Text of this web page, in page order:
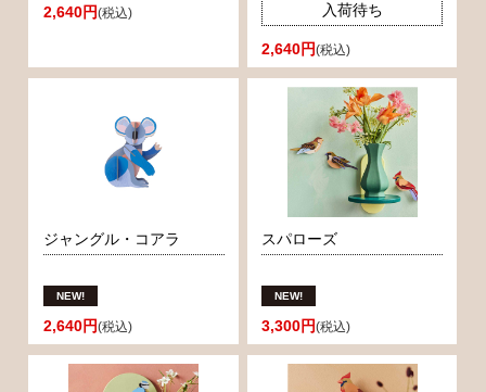
2,640円(税込) 入荷待ち
2,640円(税込)
ジャングル・コアラ
2,640円(税込)
スパローズ
3,300円(税込)